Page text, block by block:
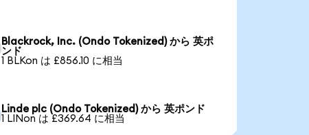
Blackrock, Inc. (Ondo Tokenized) から 英ポ
ンド
1 BLKon は £856.10 に相当
Linde plc (Ondo Tokenized) から 英ポンド
1 LINon は £369.64 に相当